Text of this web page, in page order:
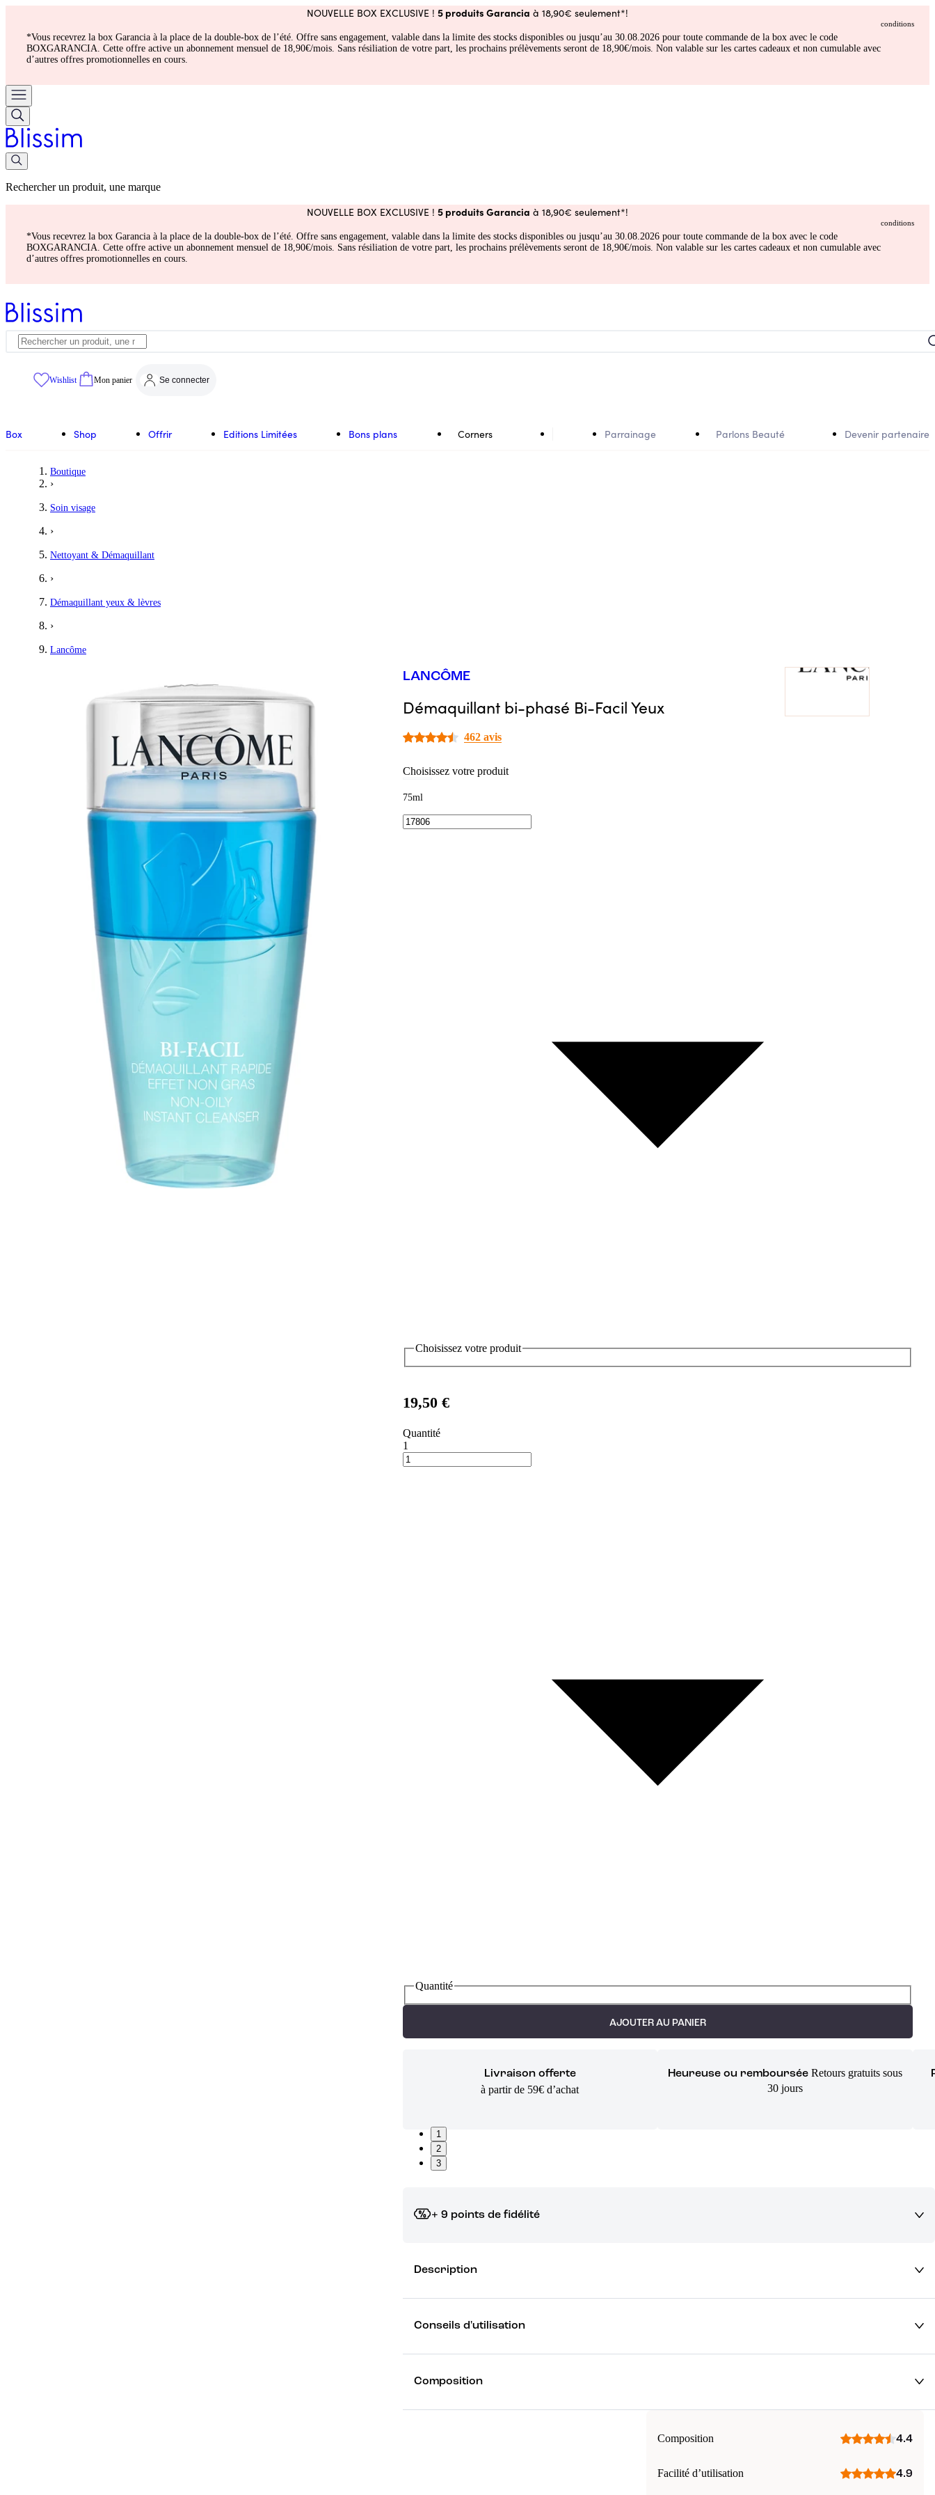
NOUVELLE BOX EXCLUSIVE ! 5 produits Garancia à 18,90€ seulement*!
conditions
*Vous recevrez la box Garancia à la place de la double-box de l’été. Offre sans engagement, valable dans la limite des stocks disponibles ou jusqu’au 30.08.2026 pour toute commande de la box avec le code
BOXGARANCIA. Cette offre active un abonnement mensuel de 18,90€/mois. Sans résiliation de votre part, les prochains prélèvements seront de 18,90€/mois. Non valable sur les cartes cadeaux et non cumulable avec
d’autres offres promotionnelles en cours.
Rechercher un produit, une marque
NOUVELLE BOX EXCLUSIVE ! 5 produits Garancia à 18,90€ seulement*!
conditions
*Vous recevrez la box Garancia à la place de la double-box de l’été. Offre sans engagement, valable dans la limite des stocks disponibles ou jusqu’au 30.08.2026 pour toute commande de la box avec le code
BOXGARANCIA. Cette offre active un abonnement mensuel de 18,90€/mois. Sans résiliation de votre part, les prochains prélèvements seront de 18,90€/mois. Non valable sur les cartes cadeaux et non cumulable avec
d’autres offres promotionnelles en cours.
Wishlist Mon panier Se connecter
Box Shop Offrir Editions Limitées Bons plans Corners Parrainage Parlons Beauté Devenir partenaire
Boutique
›
Soin visage
›
Nettoyant & Démaquillant
›
Démaquillant yeux & lèvres
›
Lancôme
LANCÔME
Démaquillant bi-phasé Bi-Facil Yeux
462 avis
Choisissez votre produit
75ml
Choisissez votre produit
19,50 €
Quantité
1
Quantité
AJOUTER AU PANIER
Livraison offerte
à partir de 59€ d’achat
Heureuse ou remboursée Retours gratuits sous
30 jours
1
2
3
+ 9 points de fidélité
Description
Conseils d'utilisation
Composition
Composition 4.4
Facilité d’utilisation 4.9